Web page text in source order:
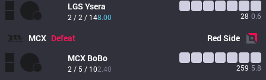
LGSYsera
2 / 2 / 148.00 28 0.6
MCX Defeat RedSide
MCX BoBo
2 / 5 / 102.40 259 5.8